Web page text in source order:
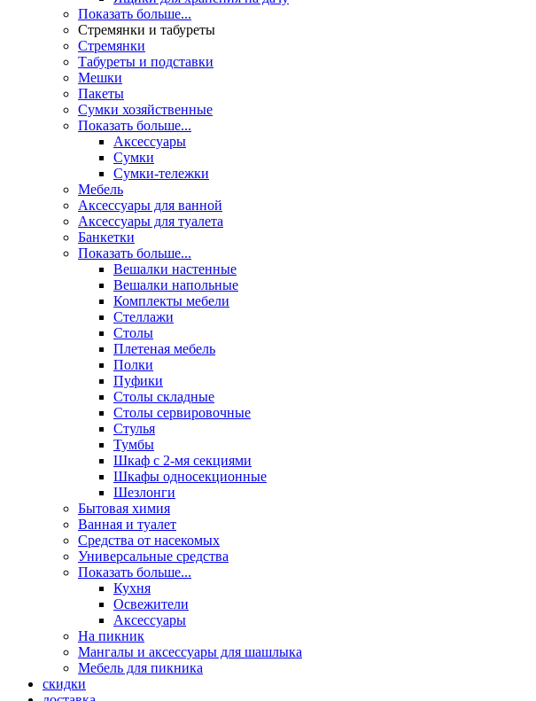
Показать больше...
Стремянки и табуреты
Стремянки
Табуреты и подставки
Мешки
Пакеты
Сумки хозяйственные
Показать больше...
Аксессуары
Сумки
Сумки-тележки
Мебель
Аксессуары для ванной
Аксессуары для туалета
Банкетки
Показать больше...
Вешалки настенные
Вешалки напольные
Комплекты мебели
Стеллажи
Столы
Плетеная мебель
Полки
Пуфики
Столы складные
Столы сервировочные
Стулья
Тумбы
Шкаф с 2-мя секциями
Шкафы односекционные
Шезлонги
Бытовая химия
Ванная и туалет
Средства от насекомых
Универсальные средства
Показать больше...
Кухня
Освежители
Аксессуары
На пикник
Мангалы и аксессуары для шашлыка
Мебель для пикника
скидки